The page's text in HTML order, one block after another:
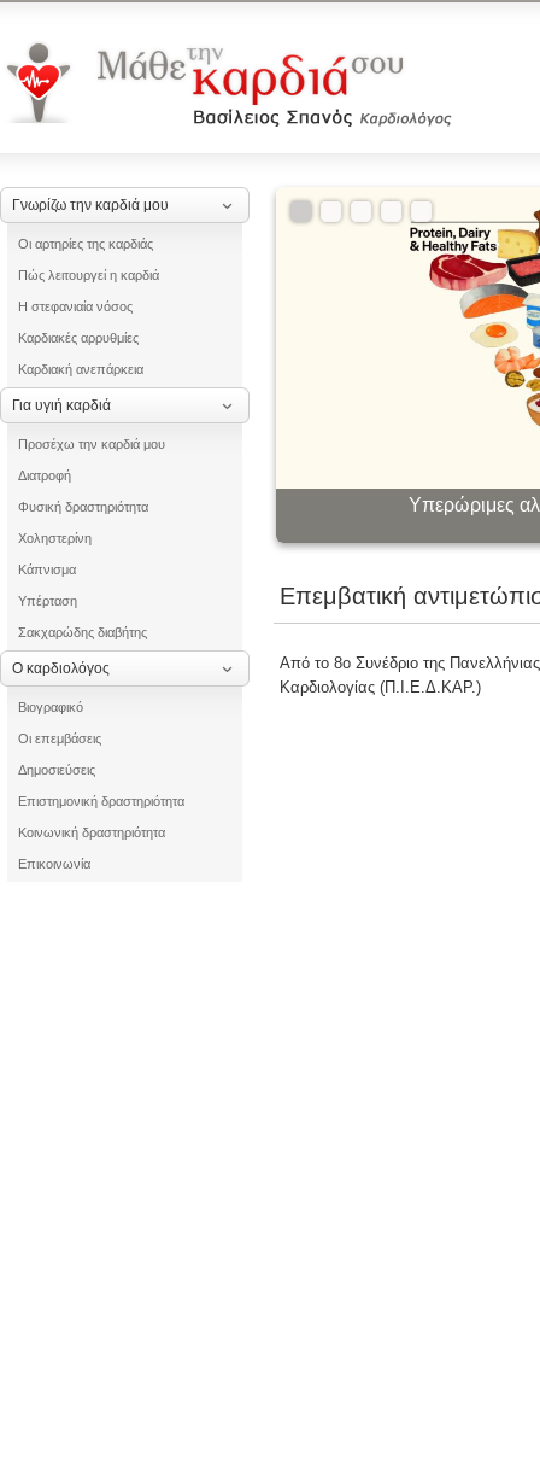
Γνωρίζω την καρδιά μου
Οι αρτηρίες της καρδιάς
Πώς λειτουργεί η καρδιά
Η στεφανιαία νόσος
Καρδιακές αρρυθμίες
Καρδιακή ανεπάρκεια
Για υγιή καρδιά
Προσέχω την καρδιά μου
Διατροφή
Φυσική δραστηριότητα
Χοληστερίνη
Κάπνισμα
Υπέρταση
Σακχαρώδης διαβήτης
Ο καρδιολόγος
Βιογραφικό
Οι επεμβάσεις
Δημοσιεύσεις
Επιστημονική δραστηριότητα
Κοινωνική δραστηριότητα
Επικοινωνία
Υπερώριμες
Οι
Επεμβατική
Από το 8ο Συνέδριο της Πανελλήνιας
Καρδιολογίας (Π.Ι.Ε.Δ.ΚΑΡ.)